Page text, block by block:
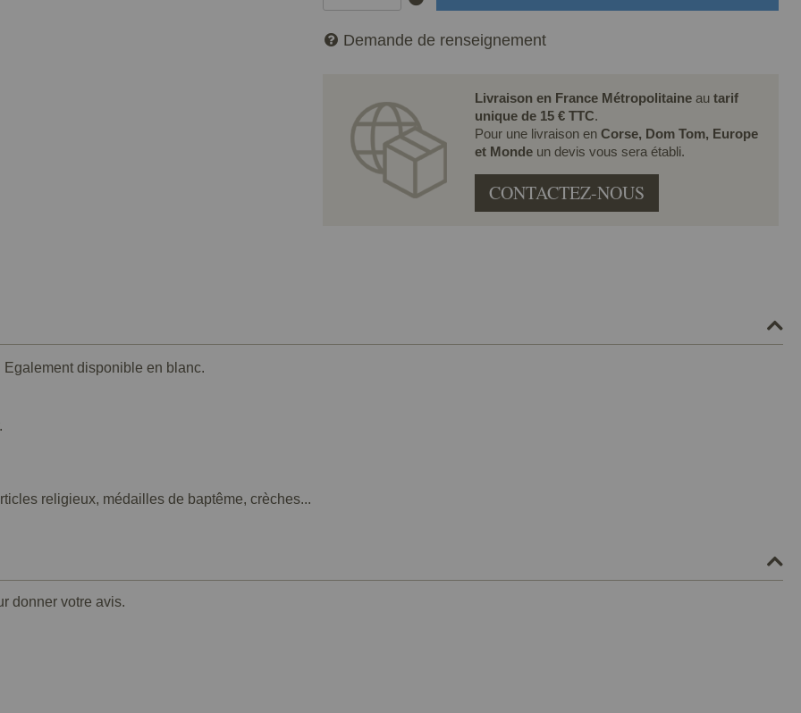
Demande de renseignement
Livraison en France Métropolitaineau tarif
unique de 15 € TTC.
Pour une livraison en Corse, Dom Tom, Europe
et Monde un devis vous sera établi.
CONTACTEZ-NOUS
disponible en blanc.
religieux, médailles de baptême, crèches...
donner votre avis.